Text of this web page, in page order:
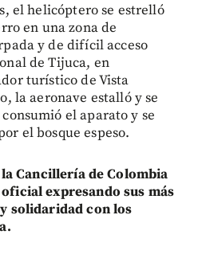
el helicóptero se estrelló
en una zona de
y de difícil acceso
de Tijuca, en
turístico de Vista
la aeronave estalló y se
el aparato y se
el bosque espeso.
la Cancillería de Colombia
expresando sus más
solidaridad con los